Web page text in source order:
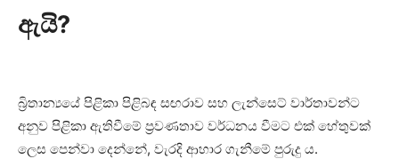
ඇයි?
බ්‍රිතාන්‍යයේ පිළිකා පිළිබඳ සඟරාව සහ ලැන්සෙට් වාර්තාවන්ට
අනුව පිළිකා ඇතිවීමේ ප්‍රවණතාව වර්ධනය වීමට එක් හේතුවක්
ලෙස පෙන්වා දෙන්නේ, වැරදි ආහාර ගැනීමේ පුරුදු ය.